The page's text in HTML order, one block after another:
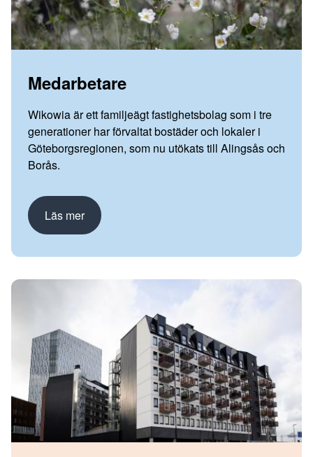
Medarbetare
Wikowia är ett familjeägt fastighetsbolag som i tre
generationer har förvaltat bostäder och lokaler i
Göteborgsregionen, som nu utökats till Alingsås och
Borås.
Läs mer